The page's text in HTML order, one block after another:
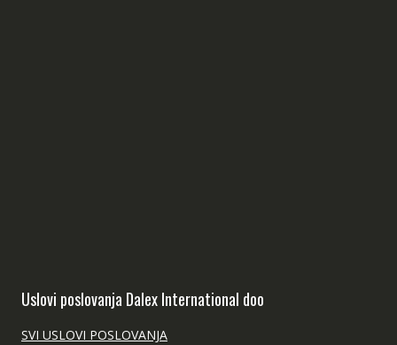
Uslovi poslovanja Dalex International doo
SVI USLOVI POSLOVANJA